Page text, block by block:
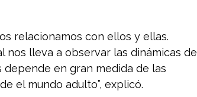
relacionamos con ellos y ellas.
nos lleva a observar las dinámicas de
en gran medida de las
el mundo adulto”, explicó.